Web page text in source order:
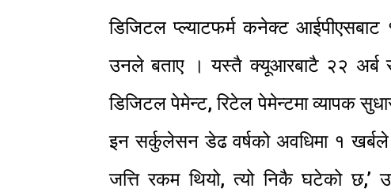
डिजिटल प्ल्याटफर्म कनेक्ट आईपीएसबाट
उनले बताए । यस्तै क्यूआरबाटै २२ अर्ब
डिजिटल पेमेन्ट, रिटेल पेमेन्टमा व्यापक
इन सर्कुलेसन डेढ वर्षको अवधिमा १
जत्ति रकम थियो, त्यो निकै घटेको छ,’